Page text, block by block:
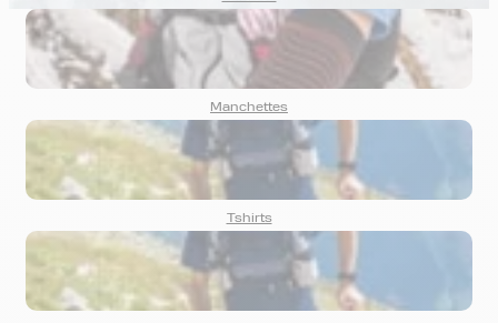
Manchettes
Tshirts